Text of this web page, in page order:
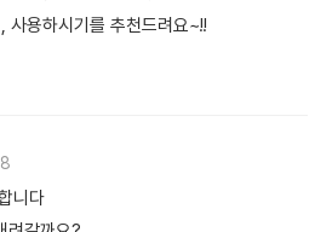
사용하시기를 추천드려요~!!
니다